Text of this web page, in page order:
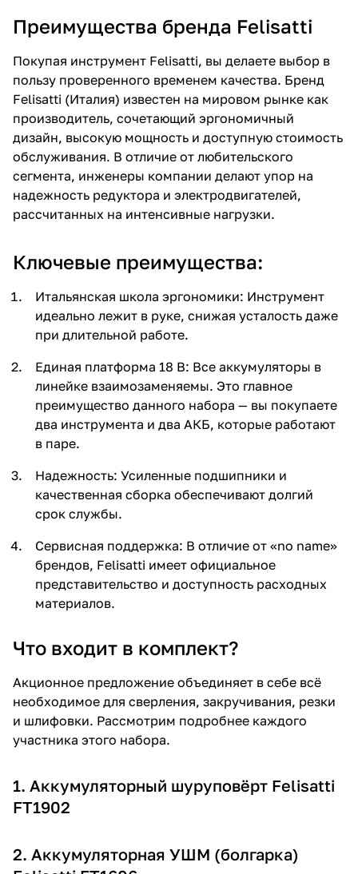
Преимущества бренда Felisatti
Покупая инструмент Felisatti, вы делаете выбор в
пользу проверенного временем качества. Бренд
Felisatti (Италия) известен на мировом рынке как
производитель, сочетающий эргономичный
дизайн, высокую мощность и доступную стоимость
обслуживания. В отличие от любительского
сегмента, инженеры компании делают упор на
надежность редуктора и электродвигателей,
рассчитанных на интенсивные нагрузки.
Ключевые преимущества:
Итальянская школа эргономики: Инструмент
идеально лежит в руке, снижая усталость даже
при длительной работе.
Единая платформа 18 В: Все аккумуляторы в
линейке взаимозаменяемы. Это главное
преимущество данного набора — вы покупаете
два инструмента и два АКБ, которые работают
в паре.
Надежность: Усиленные подшипники и
качественная сборка обеспечивают долгий
срок службы.
Сервисная поддержка: В отличие от «no name»
брендов, Felisatti имеет официальное
представительство и доступность расходных
материалов.
Что входит в комплект?
Акционное предложение объединяет в себе всё
необходимое для сверления, закручивания, резки
и шлифовки. Рассмотрим подробнее каждого
участника этого набора.
1. Аккумуляторный шуруповёрт Felisatti
FT1902
2. Аккумуляторная УШМ (болгарка)